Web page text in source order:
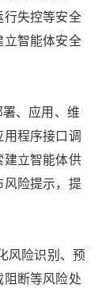
行失控等安全
立智能体安全
、应用、维
程序接口调
建立智能体供
险提示，提
风险识别、预
断等风险处